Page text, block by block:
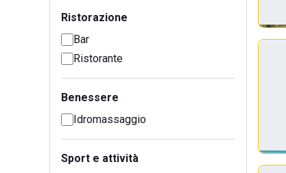
Ristorazione
Bar
Ristorante
Benessere
Idromassaggio
Sport e attività